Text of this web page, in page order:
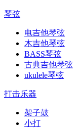
琴弦
电吉他琴弦
木吉他琴弦
BASS琴弦
古典吉他琴弦
ukulele琴弦
打击乐器
架子鼓
小打